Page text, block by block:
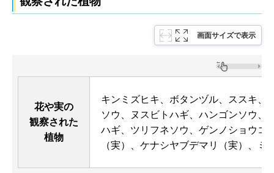
画面サイズで表示
花や実の
観察された
植物
キンミズヒキ、ボタンヅル、ススキ、
ソウ、ヌスビトハギ、ハンゴンソウ、
ハギ、ツリフネソウ、ゲンノショウコ
（実）、ケナシヤブデマリ（実）、ミ